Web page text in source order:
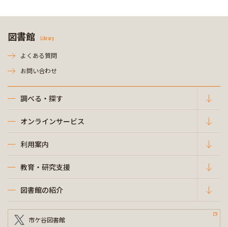
図書館 Library
よくある質問
お問い合わせ
調べる・探す
オンラインサービス
利用案内
教育・研究支援
図書館の紹介
市ケ谷図書館